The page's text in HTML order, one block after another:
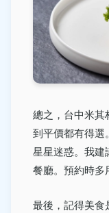
總之，台中米其
到平價都有得選
星星迷惑。我建
餐廳。預約時多
最後，記得美食